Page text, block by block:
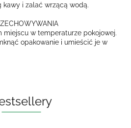
kawy i zalać wrzącą wodą.
miejscu w temperaturze pokojowej.
opakowanie i umieścić je w